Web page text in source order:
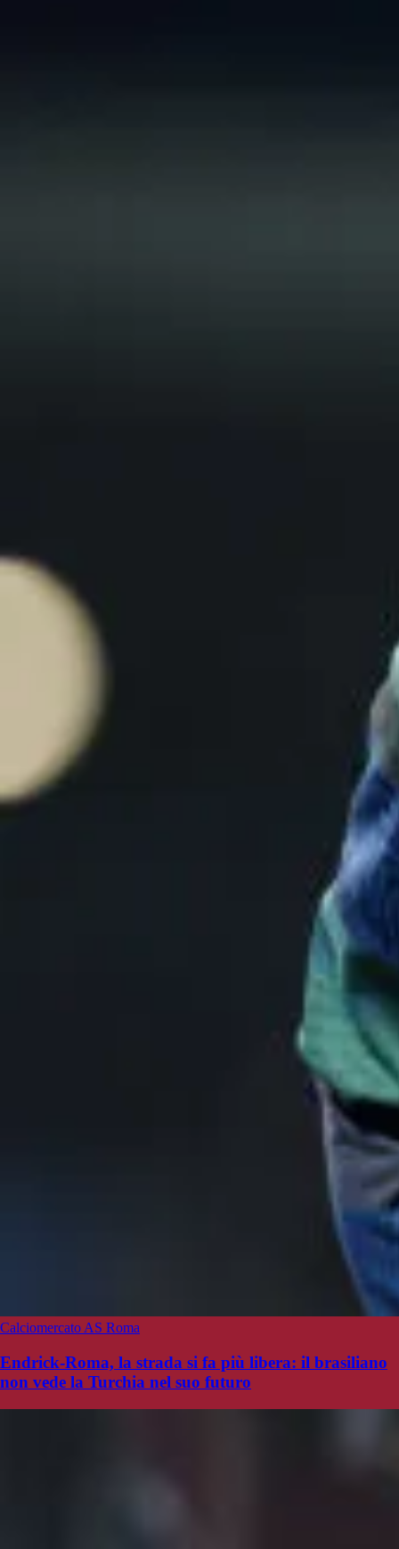
Calciomercato AS Roma
Endrick-Roma, la strada si fa più libera: il brasiliano
non vede la Turchia nel suo futuro